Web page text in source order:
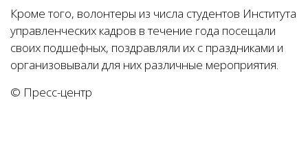
Кроме того, волонтеры из числа студентов Института
управленческих кадров в течение года посещали
своих подшефных, поздравляли их с праздниками и
организовывали для них различные мероприятия.
© Пресс-центр